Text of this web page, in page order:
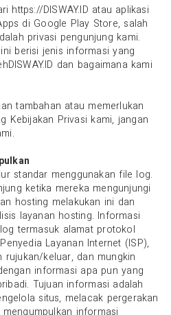
https://DISWAY.ID atau aplikasi
di Google Play Store, salah
privasi pengunjung kami.
berisi jenis informasi yang
dan bagaimana kami
tambahan atau memerlukan
Kebijakan Privasi kami, jangan
standar menggunakan file log.
ketika mereka mengunjungi
hosting melakukan ini dan
layanan hosting. Informasi
termasuk alamat protokol
Layanan Internet (ISP),
keluar, dan mungkin
informasi apa pun yang
Tujuan informasi adalah
situs, melacak pergerakan
informasi